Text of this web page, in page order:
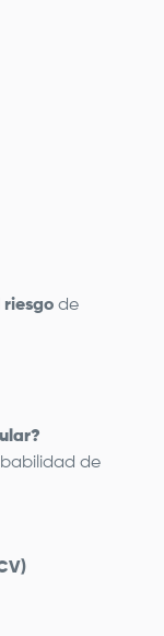
riesgo de
de